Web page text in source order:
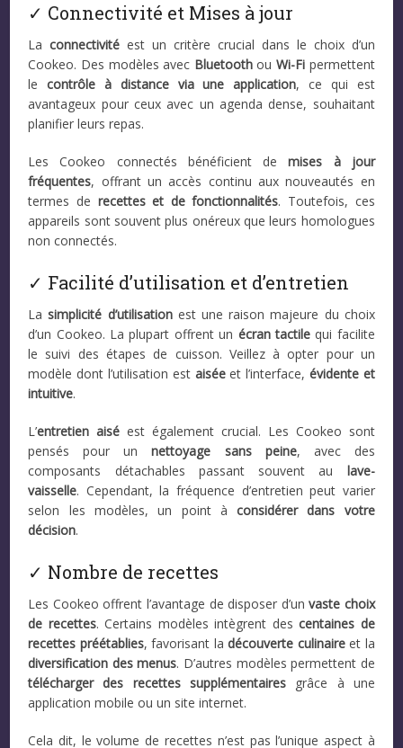
✓ Connectivité et Mises à jour
Laconnectivité est un critère crucial dans le choix d’un
Cookeo. Des modèles avec BluetoothouWi-Fi permettent
lecontrôle à distance via une application, ce qui est
avantageux pour ceux avec un agenda dense, souhaitant
planifier leurs repas.
Les Cookeo connectés bénéficient demises à jour
fréquentes, offrant un accès continu aux nouveautés en
termes de recettes et de fonctionnalités. Toutefois, ces
appareils sont souvent plus onéreux que leurs homologues
non connectés.
✓ Facilité d’utilisation et d’entretien
Lasimplicité d’utilisationest une raison majeure du choix
d’un Cookeo. La plupart offrent un écran tactile qui facilite
le suivi des étapes de cuisson. Veillez à opter pour un
modèle dont l’utilisation est aiséeet l’interface, évidente et
intuitive.
L’entretien aisé est également crucial. Les Cookeo sont
pensés pour unnettoyage sans peine, avec des
composants détachables passant souvent au lave-
vaisselle. Cependant, la fréquence d’entretien peut varier
selon les modèles, un point àconsidérer dans votre
décision.
✓ Nombre de recettes
Les Cookeo offrent l’avantage de disposer d’unvaste choix
de recettes. Certains modèles intègrent descentaines de
recettes préétablies, favorisant ladécouverte culinaireet la
diversification des menus. D’autres modèles permettent de
télécharger des recettes supplémentaires grâce à une
application mobile ou un site internet.
Cela dit, le volume de recettes n’est pas l’unique aspect à